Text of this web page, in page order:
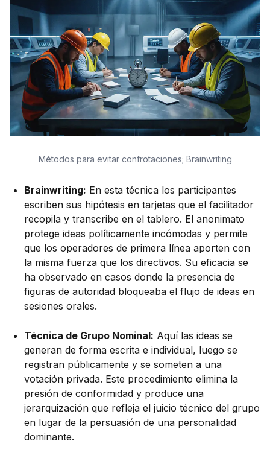
Métodos para evitar confrotaciones; Brainwriting
Brainwriting: En esta técnica los participantes
escriben sus hipótesis en tarjetas que el facilitador
recopila y transcribe en el tablero. El anonimato
protege ideas políticamente incómodas y permite
que los operadores de primera línea aporten con
la misma fuerza que los directivos. Su eficacia se
ha observado en casos donde la presencia de
figuras de autoridad bloqueaba el flujo de ideas en
sesiones orales.
Técnica de Grupo Nominal: Aquí las ideas se
generan de forma escrita e individual, luego se
registran públicamente y se someten a una
votación privada. Este procedimiento elimina la
presión de conformidad y produce una
jerarquización que refleja el juicio técnico del grupo
en lugar de la persuasión de una personalidad
dominante.